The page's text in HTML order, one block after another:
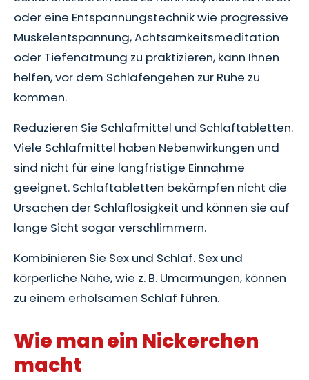
oder eine Entspannungstechnik wie progressive
Muskelentspannung, Achtsamkeitsmeditation
oder Tiefenatmung zu praktizieren, kann Ihnen
helfen, vor dem Schlafengehen zur Ruhe zu
kommen.
Reduzieren Sie Schlafmittel und Schlaftabletten.
Viele Schlafmittel haben Nebenwirkungen und
sind nicht für eine langfristige Einnahme
geeignet. Schlaftabletten bekämpfen nicht die
Ursachen der Schlaflosigkeit und können sie auf
lange Sicht sogar verschlimmern.
Kombinieren Sie Sex und Schlaf. Sex und
körperliche Nähe, wie z. B. Umarmungen, können
zu einem erholsamen Schlaf führen.
Wie man ein Nickerchen
macht